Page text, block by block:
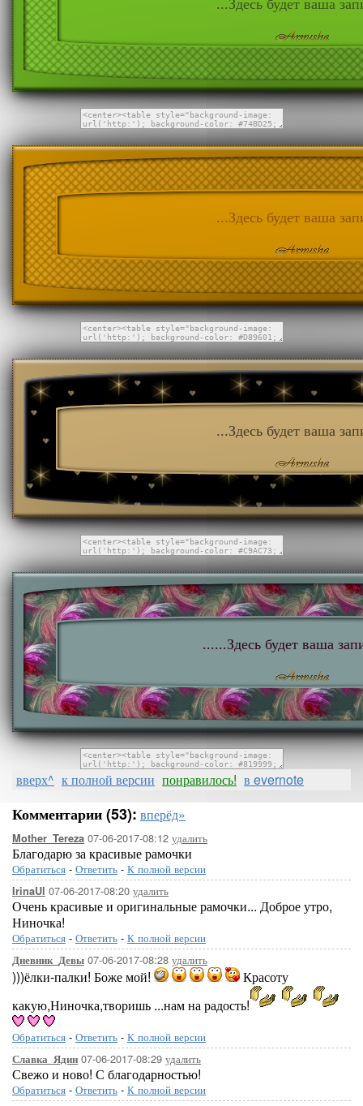
...Здесь будет ваша
...Здесь будет ваша
...Здесь будет ваша
......Здесь будет ваша
вверх^ к полной версии понравилось! в evernote
Комментарии (53): вперёд»
Mother_Tereza 07-06-2017-08:12 удалить
Благодарю за красивые рамочки
Обратиться - Ответить - К полной версии
IrinaUl 07-06-2017-08:20 удалить
Очень красивые и оригинальные рамочки... Доброе утро,
Ниночка!
Обратиться - Ответить - К полной версии
Дневник_Девы 07-06-2017-08:28 удалить
)))ёлки-палки! Боже мой!
Красоту
какую,Ниночка,творишь ...нам на радость!
Обратиться - Ответить - К полной версии
Славка_Ядин 07-06-2017-08:29 удалить
Свежо и ново! С благодарностью!
Обратиться - Ответить - К полной версии